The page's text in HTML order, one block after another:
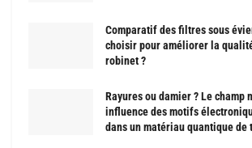
Comparatif des filtres sous
choisir pour améliorer la
robinet ?
Rayures ou damier ? Le champ
influence des motifs
dans un matériau quantique de